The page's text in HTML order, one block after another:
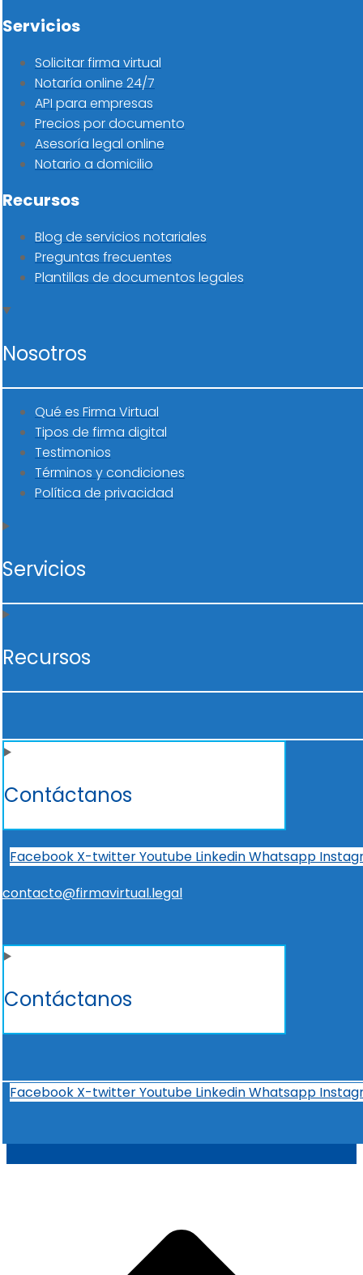
Servicios
Solicitar firma virtual
Notaría online 24/7
API para empresas
Precios por documento
Asesoría legal online
Notario a domicilio
Recursos
Blog de servicios notariales
Preguntas frecuentes
Plantillas de documentos legales
Nosotros
Qué es Firma Virtual
Tipos de firma digital
Testimonios
Términos y condiciones
Política de privacidad
Servicios
Recursos
Contáctanos
Facebook X-twitterYoutube LinkedinWhatsapp
contacto@firmavirtual.legal
Contáctanos
Facebook X-twitterYoutube LinkedinWhatsapp